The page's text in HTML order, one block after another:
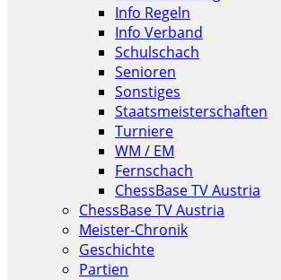
Info Regeln
Info Verband
Schulschach
Senioren
Sonstiges
Staatsmeisterschaften
Turniere
WM / EM
Fernschach
ChessBase TV Austria
ChessBase TV Austria
Meister-Chronik
Geschichte
Partien